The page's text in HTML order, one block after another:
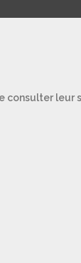
leur